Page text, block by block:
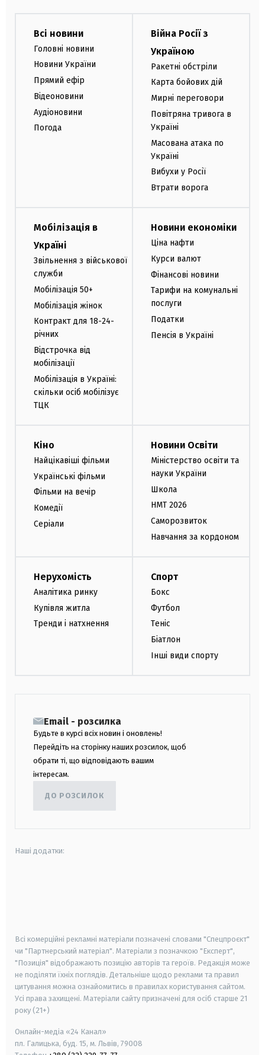
Всі новини
Головні новини
Новини України
Прямий ефір
Відеоновини
Аудіоновини
Погода
Війна Росії з
Україною
Ракетні обстріли
Карта бойових дій
Мирні переговори
Повітряна тривога в
Україні
Масована атака по
Україні
Вибухи у Росії
Втрати ворога
Мобілізація в
Україні
Звільнення з військової
служби
Мобілізація 50+
Мобілізація жінок
Контракт для 18-24-
річних
Відстрочка від
мобілізації
Мобілізація в Україні:
скільки осіб мобілізує
ТЦК
Новини економіки
Ціна нафти
Курси валют
Фінансові новини
Тарифи на комунальні
послуги
Податки
Пенсія в Україні
Кіно
Найцікавіші фільми
Українські фільми
Фільми на вечір
Комедії
Серіали
Новини Освіти
Міністерство освіти та
науки України
Школа
НМТ 2026
Саморозвиток
Навчання за кордоном
Нерухомість
Аналітика ринку
Купівля житла
Тренди і натхнення
Спорт
Бокс
Футбол
Теніс
Біатлон
Інші види спорту
Email - розсилка
Будьте в курсі всіх новин і оновлень!
Перейдіть на сторінку наших розсилок, щоб
обрати ті, що відповідають вашим
інтересам.
ДО РОЗСИЛОК
Наші додатки:
Всі комерційні рекламні матеріали позначені словами "Спецпроєкт"
чи "Партнерський матеріал". Матеріали з позначкою "Експерт",
"Позиція" відображають позицію авторів та героїв. Редакція може
не поділяти їхніх поглядів. Детальніше щодо реклами та правил
цитування можна ознайомитись в правилах користування сайтом.
Усі права захищені. Матеріали сайту призначені для осіб старше 21
року (21+)
Онлайн-медіа «24 Канал»
пл. Галицька, буд. 15, м. Львів, 79008